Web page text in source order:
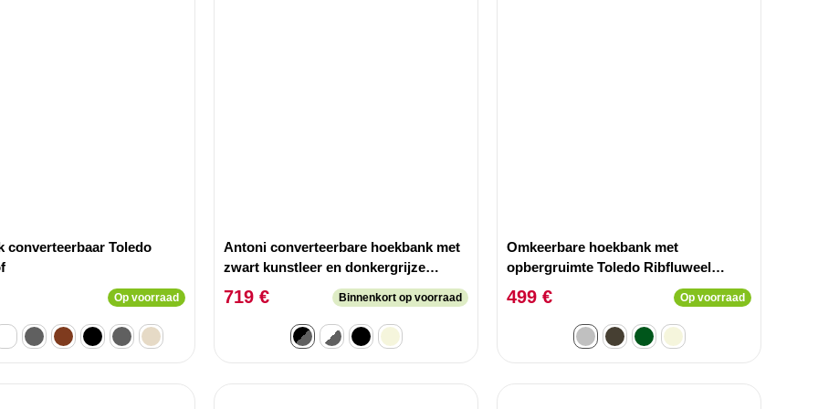
converteerbaar Toledo
Op voorraad
Antoni converteerbare hoekbank met
zwart kunstleer en donkergrijze
stoffen opklapbare hoofdsteunen
719 € Binnenkort op voorraad
Omkeerbare hoekbank met
opbergruimte Toledo Ribfluweel
Zilver.
499 € Op voorraad